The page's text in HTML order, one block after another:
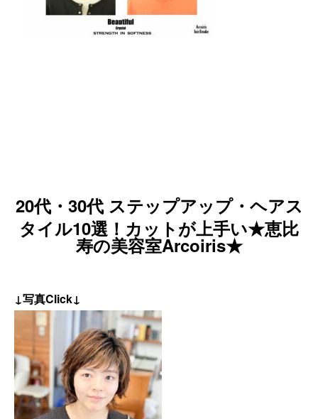
20代・30代 ステップアップ・ヘアス
タイル10選！カットが上手い★恵比
寿の美容室Arcoiris★
↓写真Click↓